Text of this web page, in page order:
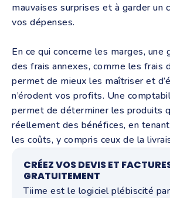
mauvaises surprises et à garder un
vos dépenses.
En ce qui concerne les marges, une
des frais annexes, comme les frais
permet de mieux les maîtriser et
n’érodent vos profits. Une
permet de déterminer les produits
réellement des bénéfices, en
les coûts, y compris ceux de la
CRÉEZ VOS DEVIS ET
GRATUITEMENT
Tiime est le logiciel plébiscité